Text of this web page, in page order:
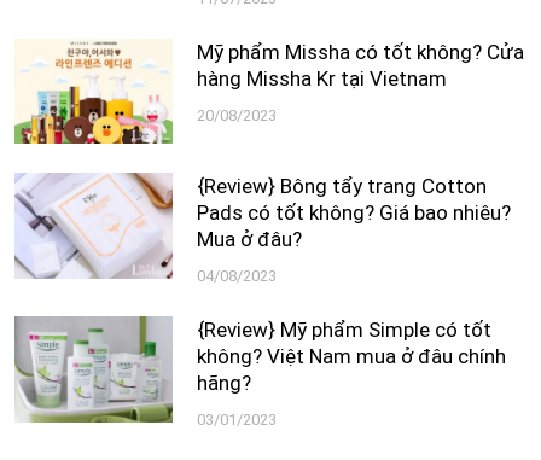
Mỹ phẩm Missha có tốt không? Cửa
hàng Missha Kr tại Vietnam
20/08/2023
{Review} Bông tẩy trang Cotton
Pads có tốt không? Giá bao nhiêu?
Mua ở đâu?
04/08/2023
{Review} Mỹ phẩm Simple có tốt
không? Việt Nam mua ở đâu chính
hãng?
03/01/2023